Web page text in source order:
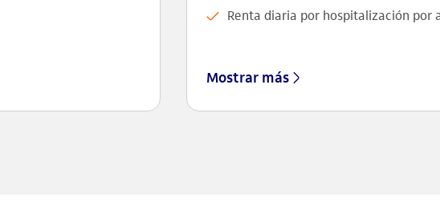
Renta diaria por hospitalización por
Mostrar más